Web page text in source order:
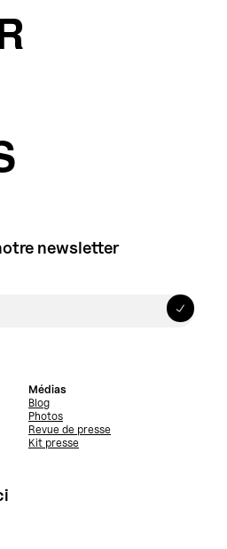
newsletter
Médias
Blog
Photos
Revue de presse
Kit presse